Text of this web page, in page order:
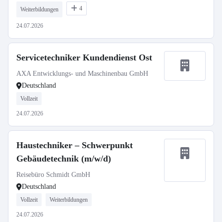
Weiterbildungen 4
24.07.2026
Servicetechniker Kundendienst Ost
AXA Entwicklungs- und Maschinenbau GmbH
Deutschland
Vollzeit
24.07.2026
Haustechniker – Schwerpunkt
Gebäudetechnik (m/w/d)
Reisebüro Schmidt GmbH
Deutschland
Vollzeit Weiterbildungen
24.07.2026